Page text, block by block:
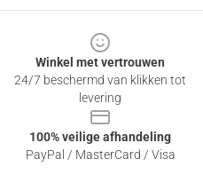
Winkel met vertrouwen
24/7 beschermd van klikken tot
levering
100% veilige afhandeling
PayPal / MasterCard / Visa